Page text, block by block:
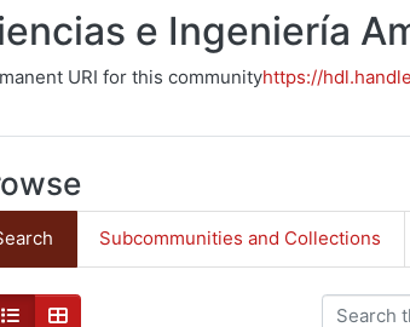
e Ingeniería
URI for this communityhttps://
Subcommunities and Collections